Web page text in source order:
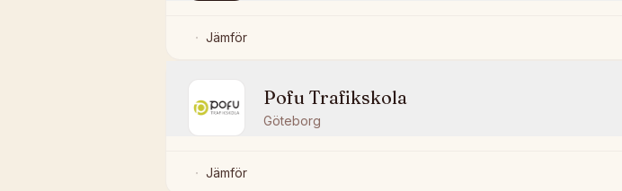
Jämför
Pofu Trafikskola
Göteborg
Jämför